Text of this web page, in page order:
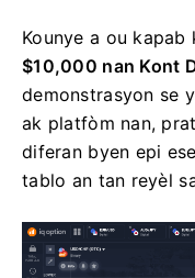
Kounye a ou kapab
$10,000 nan Kont
demonstrasyon se
ak platfòm nan,
diferan byen epi
tablo an tan reyèl